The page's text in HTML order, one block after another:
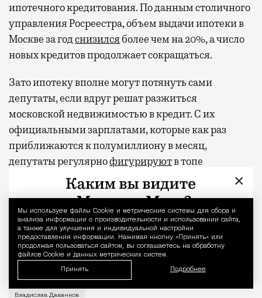
Уведомление
Мы используем файлы Сookie и метрические системы для сбора и
анализа информации о производительности и использовании сайта,
а также для улучшения и индивидуальной настройки
предоставления информации. Нажимая кнопку «Принять» или
продолжая пользоваться сайтом, вы соглашаетесь на обработку
файлов Cookie и данных метрических систем.
Принять Подробнее
ипотечного кредитования. По данным столичного
управления Росреестра, объем выдачи ипотеки в
Москве за годснизилсяболее чем на 20%, а число
новых кредитов продолжает сокращаться.
Зато ипотеку вполне могут потянуть сами
депутаты, если вдруг решат разжиться
московской недвижимостью в кредит. С их
официальными зарплатами, которые как раз
приближаются к полумиллиону в месяц,
депутаты регулярнофигурируютв топе
переоцененных профессий по данным
соцопросов. А под занавес текущего созыва
руководство Думы еще и пообещалораздать
парламентариям 2 млрд рублей (сэкономленные в
бюджете нижней палаты) в виде премий.
Фото и видео: @amiran696969
Видео с репликой из интервью народного
Владислав Даванков
×